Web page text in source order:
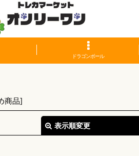
ドラゴンボール
商品]
表示順変更